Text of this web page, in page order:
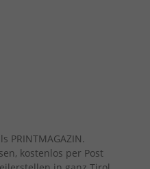
PRINTMAGAZIN.
kostenlos per Post